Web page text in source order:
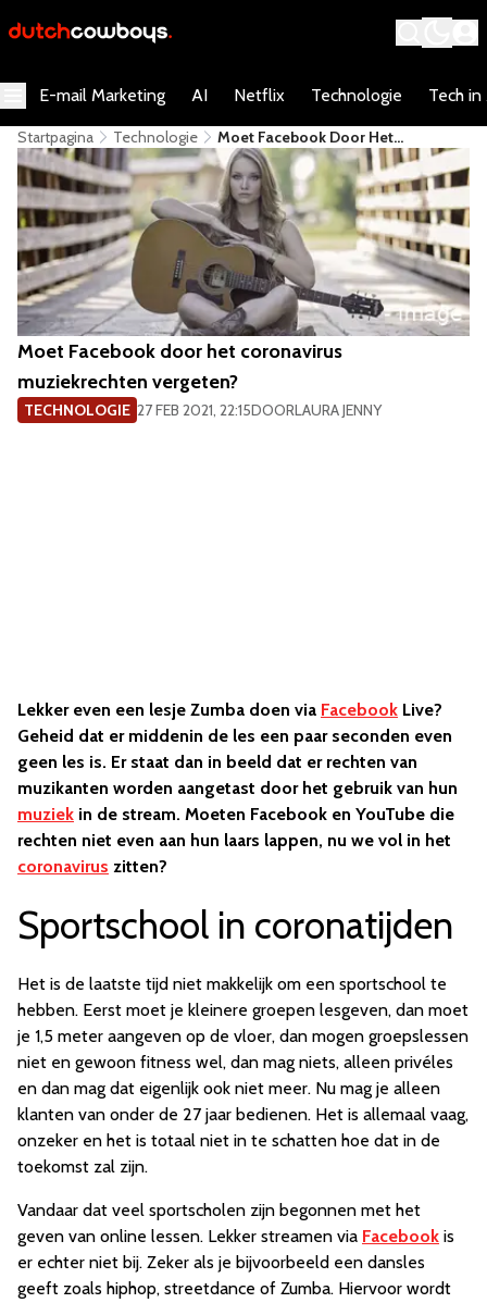
E-mail Marketing AI Netflix Technologie Tech in
Startpagina Technologie
​Moet Facebook Door Het
Coronavirus Muziekrechten
Vergeten?
​Moet Facebook door het coronavirus
muziekrechten vergeten?
TECHNOLOGIE 27 FEB 2021, 22:15DOORLAURA JENNY
Lekker even een lesje Zumba doen via Facebook Live?
Geheid dat er middenin de les een paar seconden even
geen les is. Er staat dan in beeld dat er rechten van
muzikanten worden aangetast door het gebruik van hun
muziek in de stream. Moeten Facebook en YouTube die
rechten niet even aan hun laars lappen, nu we vol in het
coronavirus zitten?
Sportschool in coronatijden
Het is de laatste tijd niet makkelijk om een sportschool te
hebben. Eerst moet je kleinere groepen lesgeven, dan moet
je 1,5 meter aangeven op de vloer, dan mogen groepslessen
niet en gewoon fitness wel, dan mag niets, alleen privéles
en dan mag dat eigenlijk ook niet meer. Nu mag je alleen
klanten van onder de 27 jaar bedienen. Het is allemaal vaag,
onzeker en het is totaal niet in te schatten hoe dat in de
toekomst zal zijn.
Vandaar dat veel sportscholen zijn begonnen met het
geven van online lessen. Lekker streamen via Facebook is
er echter niet bij. Zeker als je bijvoorbeeld een dansles
geeft zoals hiphop, streetdance of Zumba. Hiervoor wordt